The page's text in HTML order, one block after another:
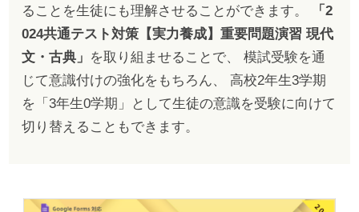
ることを生徒にも理解させることができます。
「2
024共通テスト対策【実力養成】重要問題演習 現代
文・古典」 を取り組ませることで、 模試受験を通
じて意識付けの強化をもちろん、 高校2年生3学期
を「3年生0学期」として生徒の意識を受験に向けて
切り替えることもできます。